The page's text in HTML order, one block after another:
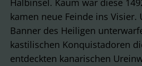
Halbinsel. Kaum war diese
kamen neue Feinde ins Visier.
Banner des Heiligen
kastilischen Konquistadoren
entdeckten kanarischen